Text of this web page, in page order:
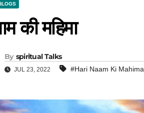
की महिमा
By Spiritual Talks
JUL 23, 2022 #hari Naam Ki Mahima